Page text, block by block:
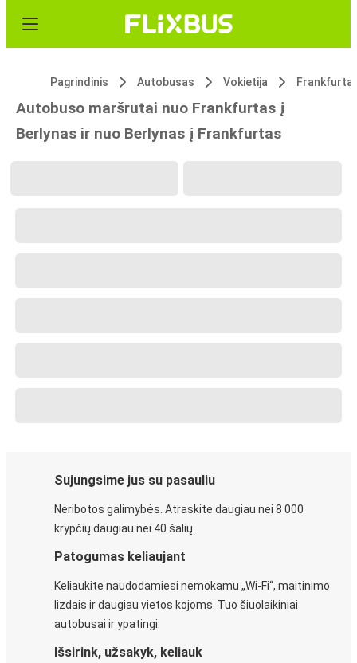
Pagrindinis Autobusas Vokietija
Autobuso maršrutai nuo Frankfurtas į
Berlynas ir nuo Berlynas į Frankfurtas
Sujungsime jus su pasauliu
Neribotos galimybės. Atraskite daugiau nei 8 000
krypčių daugiau nei 40 šalių.
Patogumas keliaujant
Keliaukite naudodamiesi nemokamu „Wi-Fi“, maitinimo
lizdais ir daugiau vietos kojoms. Tuo šiuolaikiniai
autobusai ir ypatingi.
Išsirink, užsakyk, keliauk